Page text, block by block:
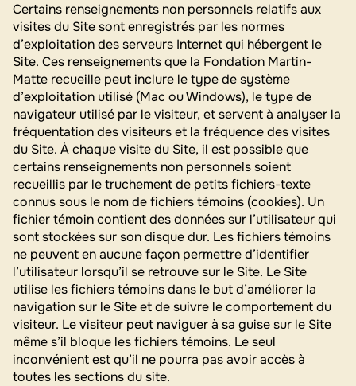
Certains renseignements non personnels relatifs aux
visites du Site sont enregistrés par les normes
d’exploitation des serveurs Internet qui hébergent le
Site. Ces renseignements que la Fondation Martin-
Matte recueille peut inclure le type de système
d’exploitation utilisé (Mac ou Windows), le type de
navigateur utilisé par le visiteur, et servent à analyser la
fréquentation des visiteurs et la fréquence des visites
du Site. À chaque visite du Site, il est possible que
certains renseignements non personnels soient
recueillis par le truchement de petits fichiers-texte
connus sous le nom de fichiers témoins (cookies). Un
fichier témoin contient des données sur l’utilisateur qui
sont stockées sur son disque dur. Les fichiers témoins
ne peuvent en aucune façon permettre d’identifier
l’utilisateur lorsqu’il se retrouve sur le Site. Le Site
utilise les fichiers témoins dans le but d’améliorer la
navigation sur le Site et de suivre le comportement du
visiteur. Le visiteur peut naviguer à sa guise sur le Site
même s’il bloque les fichiers témoins. Le seul
inconvénient est qu’il ne pourra pas avoir accès à
toutes les sections du site.